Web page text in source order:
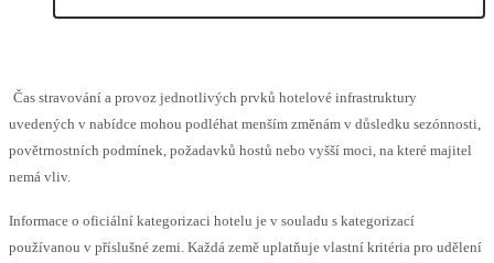
Čas stravování a provoz jednotlivých prvků hotelové infrastruktury
uvedených v nabídce mohou podléhat menším změnám v důsledku sezónnosti,
povětrnostních podmínek, požadavků hostů nebo vyšší moci, na které majitel
nemá vliv.
Informace o oficiální kategorizaci hotelu je v souladu s kategorizací
používanou v příslušné zemi. Každá země uplatňuje vlastní kritéria pro udělení